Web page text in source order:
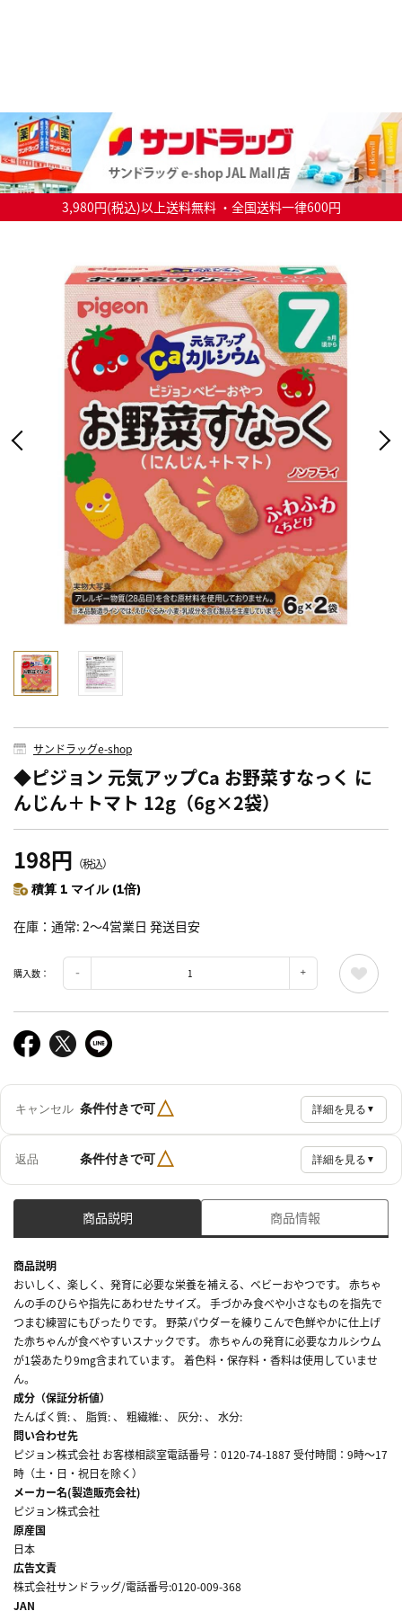
3,980円(税込)以上送料無料 ・全国送料一律600円
サンドラッグe-shop
◆ピジョン 元気アップCa お野菜すなっく に
んじん＋トマト 12g（6g×2袋）
198円 （税込）
積算 1 マイル (1倍)
在庫 通常: 2～4営業日 発送目安
購入数：
キャンセル 条件付きで可△ 詳細を見る ▼
返品 条件付きで可△ 詳細を見る ▼
商品説明 商品情報
商品説明
おいしく、楽しく、発育に必要な栄養を補える、ベビーおやつです。 赤ちゃ
んの手のひらや指先にあわせたサイズ。 手づかみ食べや小さなものを指先で
つまむ練習にもぴったりです。 野菜パウダーを練りこんで色鮮やかに仕上げ
た赤ちゃんが食べやすいスナックです。 赤ちゃんの発育に必要なカルシウム
が1袋あたり9mg含まれています。 着色料・保存料・香料は使用していませ
ん。
成分（保証分析値）
たんぱく質: 、 脂質: 、 粗繊維: 、 灰分: 、 水分:
問い合わせ先
ピジョン株式会社 お客様相談室電話番号：0120-74-1887 受付時間：9時～17
時（土・日・祝日を除く）
メーカー名(製造販売会社)
ピジョン株式会社
原産国
日本
広告文責
株式会社サンドラッグ/電話番号:0120-009-368
JAN